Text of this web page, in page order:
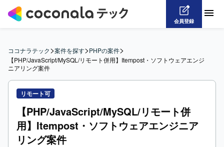
会員登録
ココナラテック>案件を探す>PHPの案件>
【PHP/JavaScript/MySQL/リモート併用】Itempost・ソフトウェアエンジ
ニアリング案件
リモート可
【PHP/JavaScript/MySQL/リモート併
用】Itempost・ソフトウェアエンジニア
リング案件